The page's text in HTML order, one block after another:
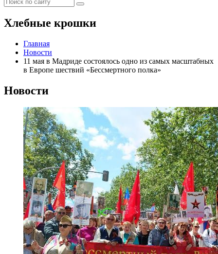
Хлебные крошки
Главная
Новости
11 мая в Мадриде состоялось одно из самых масштабных
в Европе шествий «Бессмертного полка»
Новости